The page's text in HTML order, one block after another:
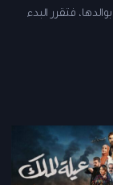
فتقرر البدء